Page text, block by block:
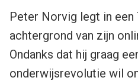
Peter Norvig legt in een
achtergrond van zijn
Ondanks dat hij graag
onderwijsrevolutie wil